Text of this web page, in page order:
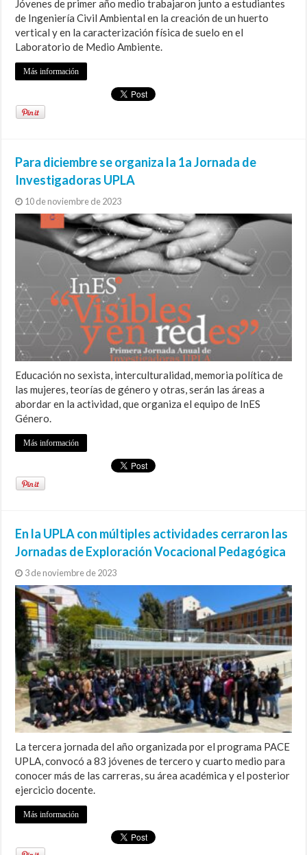
Jóvenes de primer año medio trabajaron junto a estudiantes
de Ingeniería Civil Ambiental en la creación de un huerto
vertical y en la caracterización física de suelo en el
Laboratorio de Medio Ambiente.
Más información
Para diciembre se organiza la 1a Jornada de
Investigadoras UPLA
10 de noviembre de 2023
Educación no sexista, interculturalidad, memoria política de
las mujeres, teorías de género y otras, serán las áreas a
abordar en la actividad, que organiza el equipo de InES
Género.
Más información
En la UPLA con múltiples actividades cerraron las
Jornadas de Exploración Vocacional Pedagógica
3 de noviembre de 2023
La tercera jornada del año organizada por el programa PACE
UPLA, convocó a 83 jóvenes de tercero y cuarto medio para
conocer más de las carreras, su área académica y el posterior
ejercicio docente.
Más información